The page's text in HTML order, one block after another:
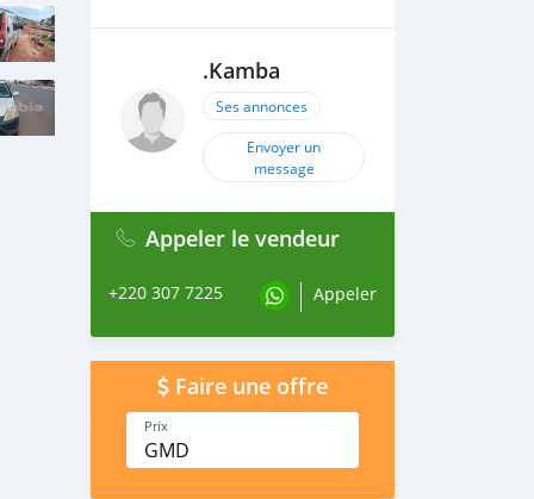
.Kamba
Ses annonces
Envoyer un
message
Appeler le vendeur
+220 307 7225 Appeler
Faire une offre
Prix
GMD